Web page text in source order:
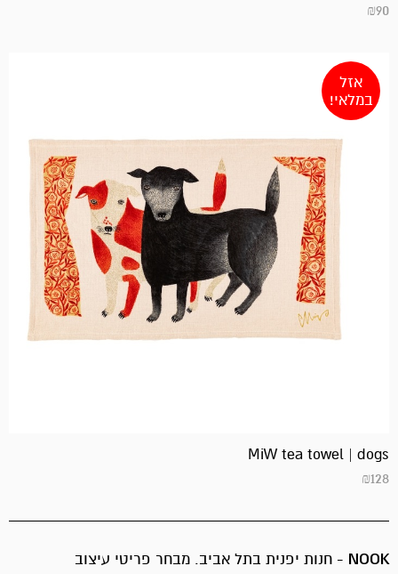
₪90
אזל
במלאי!
MiW tea towel | dogs
₪128
NOOK - חנות יפנית בתל אביב. מבחר פריטי עיצוב